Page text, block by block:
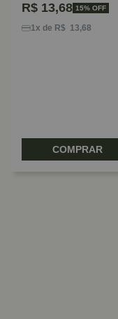
R$ 13,68 15% OFF
1x de R$ 13,68
COMPRAR